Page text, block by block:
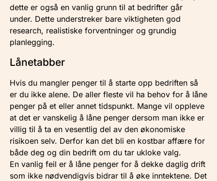
dette er også en vanlig grunn til at bedrifter går
under. Dette understreker bare viktigheten god
research, realistiske forventninger og grundig
planlegging.
Lånetabber
Hvis du mangler penger til å starte opp bedriften så
er du ikke alene. De aller fleste vil ha behov for å låne
penger på et eller annet tidspunkt. Mange vil oppleve
at det er vanskelig å låne penger dersom man ikke er
villig til å ta en vesentlig del av den økonomiske
risikoen selv. Derfor kan det bli en kostbar affære for
både deg og din bedrift om du tar ukloke valg.
En vanlig feil er å låne penger for å dekke daglig drift
som ikke nødvendigvis bidrar til å øke inntektene. Det